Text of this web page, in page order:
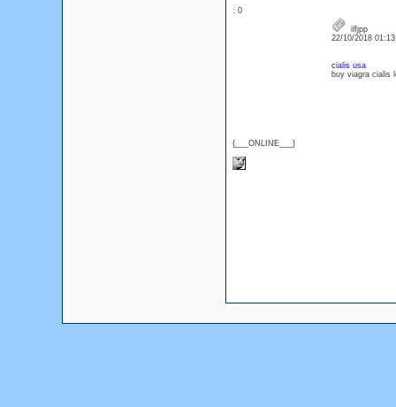
: 0
{___ONLINE___}
ilfjpp
22/10/2018
cialis usa
buy viagra cialis